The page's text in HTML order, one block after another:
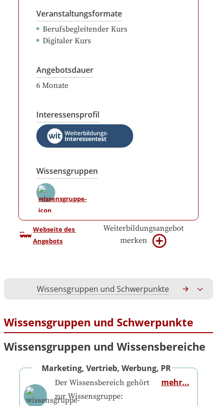
Veranstaltungsformate
Berufsbegleitender Kurs
Digitaler Kurs
Angebotsdauer
6 Monate
Interessensprofil
Wissensgruppen
Webseite des
Angebots
Weiterbildungsangebot
merken
Wissensgruppen und Schwerpunkte
Wissensgruppen und Schwerpunkte
Wissensgruppen und Wissensbereiche
Marketing, Vertrieb, Werbung, PR
Der Wissensbereich gehört
zur Wissensgruppe:
mehr...